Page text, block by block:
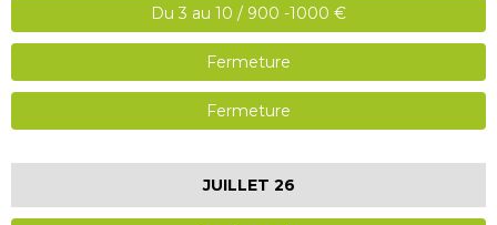
Du 3 au 10 / 900 -1000 €
Fermeture
Fermeture
JUILLET 26